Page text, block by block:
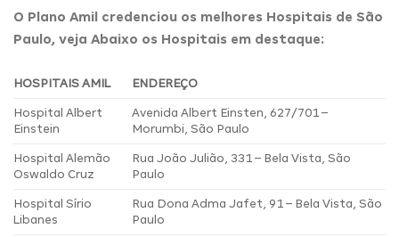
O Plano Amil credenciou os melhores Hospitais de São
Paulo, veja Abaixo os Hospitais em destaque:
HOSPITAIS AMIL ENDEREÇO
Hospital Albert
Einstein
Avenida Albert Einsten, 627/701 –
Morumbi, São Paulo
Hospital Alemão
Oswaldo Cruz
Rua João Julião, 331 – Bela Vista, São
Paulo
Hospital Sírio
Libanes
Rua Dona Adma Jafet, 91 – Bela Vista, São
Paulo